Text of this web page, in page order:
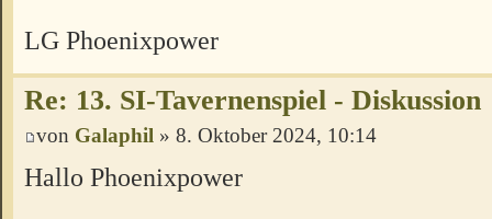
LG Phoenixpower
Re: 13. SI-Tavernenspiel - Diskussion
von Galaphil » 8. Oktober 2024, 10:14
Hallo Phoenixpower